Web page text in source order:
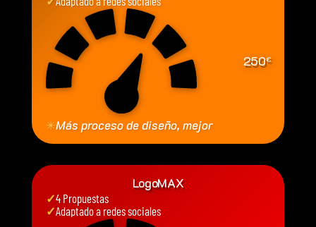
250€
✳Más proceso de diseño, mejor
LogoMAX
✓4 Propuestas
✓Adaptado a redes sociales